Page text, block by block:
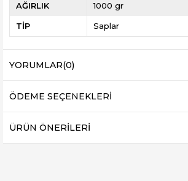
AĞIRLIK 1000 gr
TİP Saplar
YORUMLAR(0)
ÖDEME SEÇENEKLERI
ÜRÜN ÖNERILERI